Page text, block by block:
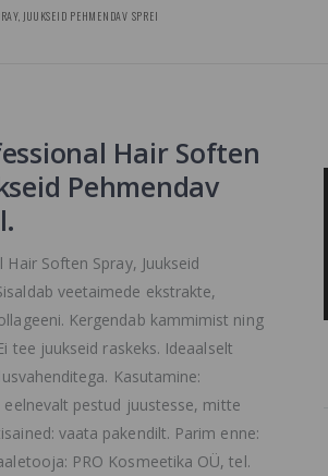
JUUKSEID PEHMENDAV SPREI
Hair Soften
Pehmendav
Soften Spray, Juukseid
veetaimede ekstrakte,
Kergendab kammimist ning
tee juukseid raskeks. Ideaalselt
Kasutamine:
pestud juustesse, mitte
vaata pakendilt. Parim enne:
PRO Kosmeetika OÜ, tel.